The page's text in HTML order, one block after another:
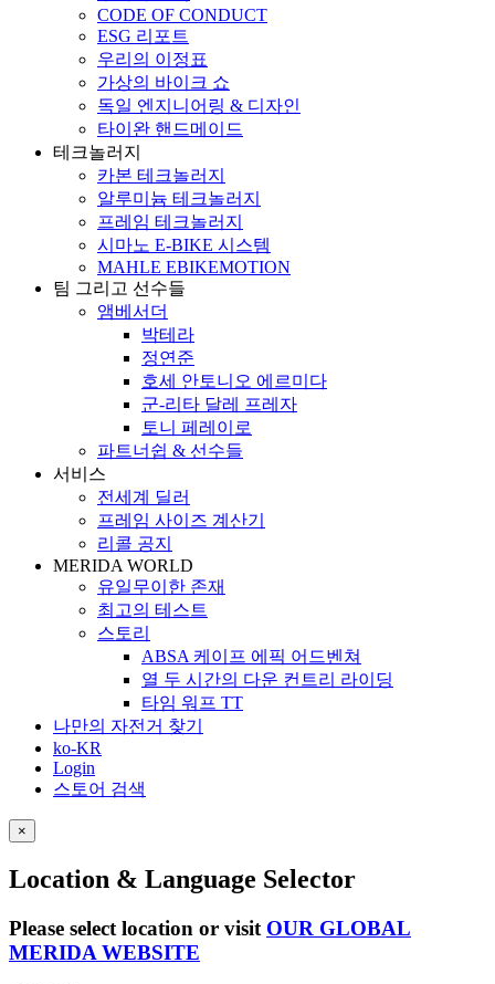
CODE OF CONDUCT
ESG 리포트
우리의 이정표
가상의 바이크 쇼
독일 엔지니어링 & 디자인
타이완 핸드메이드
테크놀러지
카본 테크놀러지
알루미늄 테크놀러지
프레임 테크놀러지
시마노 E-BIKE 시스템
MAHLE EBIKEMOTION
팀 그리고 선수들
앰베서더
박테라
정연준
호세 안토니오 에르미다
군-리타 달레 프레자
토니 페레이로
파트너쉽 & 선수들
서비스
전세계 딜러
프레임 사이즈 계산기
리콜 공지
MERIDA WORLD
유일무이한 존재
최고의 테스트
스토리
ABSA 케이프 에픽 어드벤쳐
열 두 시간의 다운 컨트리 라이딩
타임 워프 TT
나만의 자전거 찾기
ko-KR
Login
스토어 검색
×
Location & Language Selector
Please select location or visit OUR GLOBAL
MERIDA WEBSITE